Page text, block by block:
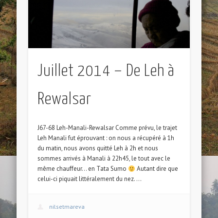
Juillet 2014 – De Leh à
Rewalsar
J67-68 Leh-Manali-Rewalsar Comme prévu, le trajet
Leh Manali fut éprouvant : on nous a récupéré à 1h
du matin, nous avons quitté Leh à 2h et nous
sommes arrivés à Manali à 22h45, le tout avec le
même chauffeur… en Tata Sumo
Autant dire que
celui-ci piquait littéralement du nez. …
nilsetmareva